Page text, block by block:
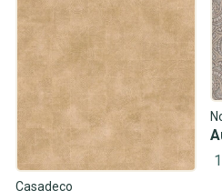
Casadeco